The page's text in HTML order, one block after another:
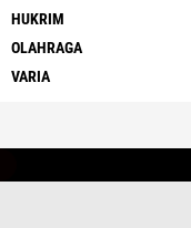
HUKRIM
OLAHRAGA
VARIA